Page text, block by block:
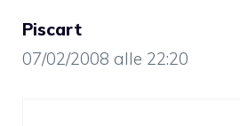
Piscart
07/02/2008 alle 22:20